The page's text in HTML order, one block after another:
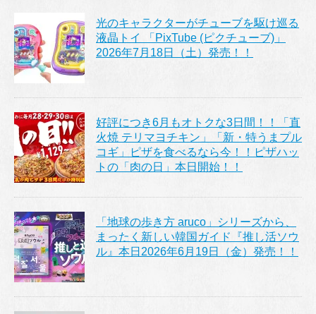
光のキャラクターがチューブを駆け巡る
液晶トイ 「PixTube (ピクチューブ)」
2026年7月18日（土）発売！！
好評につき6月もオトクな3日間！！「直
火焼 テリマヨチキン」「新・特うまプル
コギ」ピザを食べるなら今！！ピザハッ
トの「肉の日」本日開始！！
「地球の歩き方 aruco」シリーズから、
まったく新しい韓国ガイド『推し活ソウ
ル』本日2026年6月19日（金）発売！！